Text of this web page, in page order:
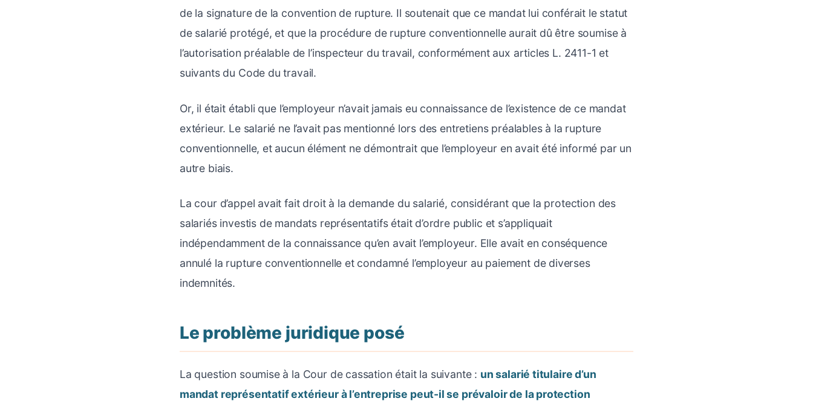
de la signature de la convention de rupture. Il soutenait que ce mandat lui conférait le statut
de salarié protégé, et que la procédure de rupture conventionnelle aurait dû être soumise à
l’autorisation préalable de l’inspecteur du travail, conformément aux articles L. 2411-1 et
suivants du Code du travail.
Or, il était établi que l’employeur n’avait jamais eu connaissance de l’existence de ce mandat
extérieur. Le salarié ne l’avait pas mentionné lors des entretiens préalables à la rupture
conventionnelle, et aucun élément ne démontrait que l’employeur en avait été informé par un
autre biais.
La cour d’appel avait fait droit à la demande du salarié, considérant que la protection des
salariés investis de mandats représentatifs était d’ordre public et s’appliquait
indépendamment de la connaissance qu’en avait l’employeur. Elle avait en conséquence
annulé la rupture conventionnelle et condamné l’employeur au paiement de diverses
indemnités.
Le problème juridique posé
La question soumise à la Cour de cassation était la suivante : un salarié titulaire d’un
mandat représentatif extérieur à l’entreprise peut-il se prévaloir de la protection